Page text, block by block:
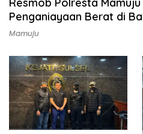
Penganiayaan Berat di
Mamuju